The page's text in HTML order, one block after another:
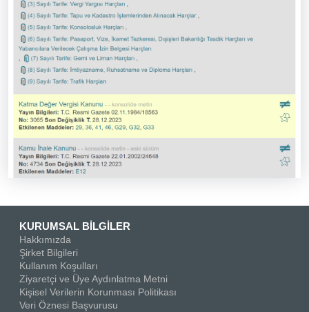
KURUMSAL BİLGİLER
Hakkımızda
Şirket Bilgileri
Kullanım Koşulları
Ziyaretçi ve Üye Aydınlatma Metni
Kişisel Verilerin Korunması Politikası
Veri Öznesi Başvurusu